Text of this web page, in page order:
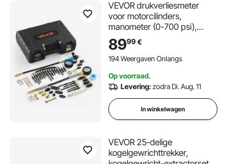
VEVOR drukverliesmeter
voor motorcilinders,
manometer (0-700 psi),
lekmeter (0-100 psi),
cilinderdrukmeter met 4
adapters, compressietestkit
lekmeting
8999€
194 Weergaven Onlangs
Op voorraad.
Levering:zodra Di. Aug. 11
In winkelwagen
VEVOR 25-delige
kogelgewrichttrekker,